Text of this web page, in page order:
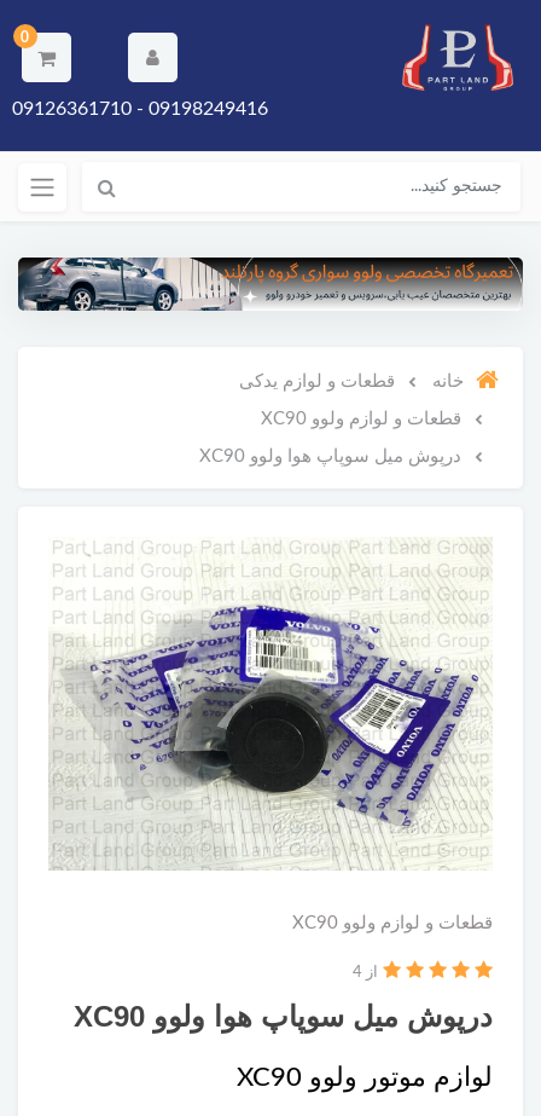
0
09198249416 - 09126361710
خانه قطعات و لوازم یدکی
قطعات و لوازم ولوو XC90
درپوش میل سوپاپ هوا ولوو XC90
قطعات و لوازم ولوو XC90
درپوش میل سوپاپ هوا ولوو XC90
از 4
لوازم موتور ولوو XC90